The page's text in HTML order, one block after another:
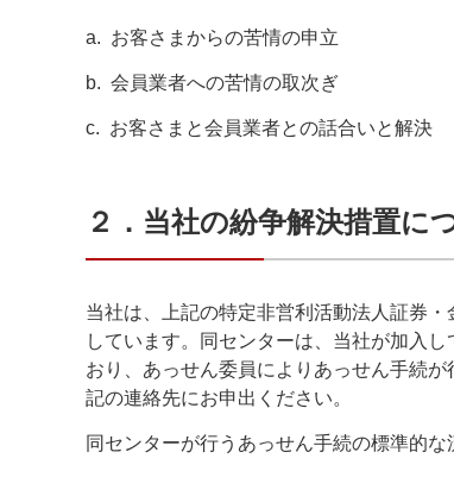
a. お客さまからの苦情の申立
b. 会員業者への苦情の取次ぎ
c. お客さまと会員業者との話合いと解決
２．当社の紛争解決措置に
当社は、上記の特定非営利活動法人証券
しています。同センターは、当社が加入
おり、あっせん委員によりあっせん手続
記の連絡先にお申出ください。
同センターが行うあっせん手続の標準的